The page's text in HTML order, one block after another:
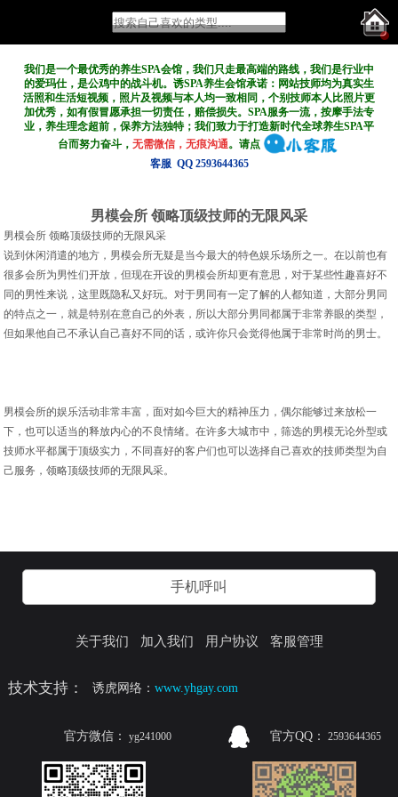
我们是一个最优秀的养生SPA会馆，我们只走最高端的路线，我们是行业中
的爱玛仕，是公鸡中的战斗机。诱SPA养生会馆承诺：网站技师均为真实生
活照和生活短视频，照片及视频与本人均一致相同，个别技师本人比照片更
加优秀，如有假冒愿承担一切责任，赔偿损失。SPA服务一流，按摩手法专
业，养生理念超前，保养方法独特；我们致力于打造新时代全球养生SPA平
台而努力奋斗，无需微信，无痕沟通。请点
客服 QQ 2593644365
男模会所 领略顶级技师的无限风采
男模会所 领略顶级技师的无限风采
说到休闲消遣的地方，男模会所无疑是当今最大的特色娱乐场所之一。在以前也有
很多会所为男性们开放，但现在开设的男模会所却更有意思，对于某些性趣喜好不
同的男性来说，这里既隐私又好玩。对于男同有一定了解的人都知道，大部分男同
的特点之一，就是特别在意自己的外表，所以大部分男同都属于非常养眼的类型，
但如果他自己不承认自己喜好不同的话，或许你只会觉得他属于非常时尚的男士。
男模会所的娱乐活动非常丰富，面对如今巨大的精神压力，偶尔能够过来放松一
下，也可以适当的释放内心的不良情绪。在许多大城市中，筛选的男模无论外型或
技师水平都属于顶级实力，不同喜好的客户们也可以选择自己喜欢的技师类型为自
己服务，领略顶级技师的无限风采。
手机呼叫
关于我们 加入我们 用户协议 客服管理
技术支持： 诱虎网络：www.yhgay.com
官方微信： yg241000 官方QQ： 2593644365